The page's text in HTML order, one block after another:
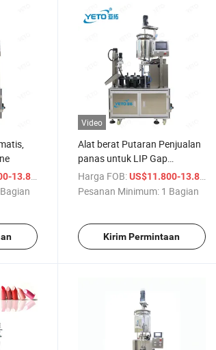
13.800
/ Bagian
Video
Alat berat Putaran Penjualan
panas untuk LIP Gap
Mascara
Harga FOB: US$11.800-13.800
Pesanan Minimum: 1 Bagian
Kirim Permintaan